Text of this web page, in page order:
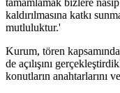
tamamlamak bizlere
kaldırılmasına katkı
mutluluktur.'
Kurum, tören
de açılışını
konutların anahtarlarını